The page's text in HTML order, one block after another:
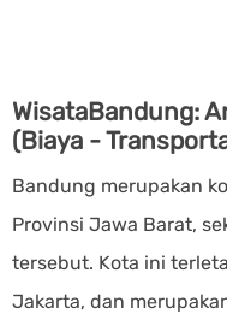
WisataBandung:
(Biaya -
Bandung merupakan
Provinsi Jawa Barat,
tersebut. Kota ini
Jakarta, dan